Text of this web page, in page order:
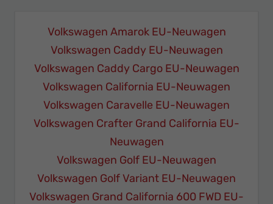
Volkswagen Amarok EU-Neuwagen
Volkswagen Caddy EU-Neuwagen
Volkswagen Caddy Cargo EU-Neuwagen
Volkswagen California EU-Neuwagen
Volkswagen Caravelle EU-Neuwagen
Volkswagen Crafter Grand California EU-
Neuwagen
Volkswagen Golf EU-Neuwagen
Volkswagen Golf Variant EU-Neuwagen
Volkswagen Grand California 600 FWD EU-